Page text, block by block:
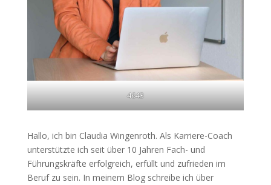
4643
Hallo, ich bin Claudia Wingenroth. Als Karriere-Coach
unterstützte ich seit über 10 Jahren Fach- und
Führungskräfte erfolgreich, erfüllt und zufrieden im
Beruf zu sein. In meinem Blog schreibe ich über